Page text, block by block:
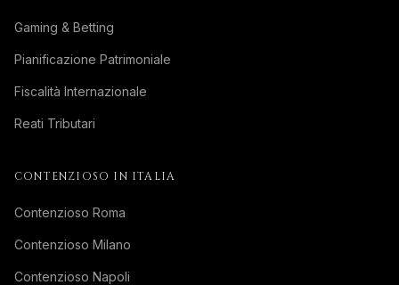
Gaming & Betting
Pianificazione Patrimoniale
Fiscalità Internazionale
Reati Tributari
CONTENZIOSO IN ITALIA
Contenzioso Roma
Contenzioso Milano
Contenzioso Napoli